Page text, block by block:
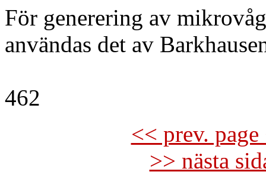
För generering av
användas det av
462
<< prev.
>> nästa